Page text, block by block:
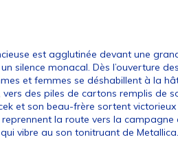
est agglutinée devant une
silence monacal. Dès l’ouverture
et femmes se déshabillent à la
vers des piles de cartons remplis de
et son beau-frère sortent
la route vers la campagne
vibre au son tonitruant de Metallica.